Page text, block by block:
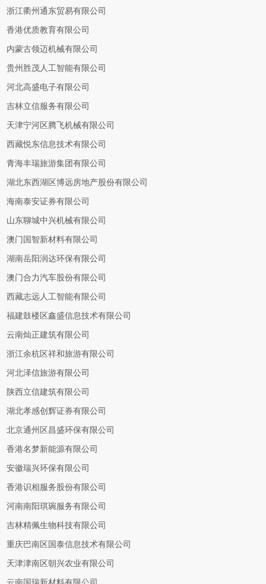
浙江衢州通东贸易有限公司
香港优质教育有限公司
内蒙古领迈机械有限公司
贵州胜茂人工智能有限公司
河北高盛电子有限公司
吉林立信服务有限公司
天津宁河区腾飞机械有限公司
西藏悦东信息技术有限公司
青海丰瑞旅游集团有限公司
湖北东西湖区博远房地产股份有限公司
海南泰安证券有限公司
山东聊城中兴机械有限公司
澳门国智新材料有限公司
湖南岳阳润达环保有限公司
澳门合力汽车股份有限公司
西藏志远人工智能有限公司
福建鼓楼区鑫盛信息技术有限公司
云南灿正建筑有限公司
浙江余杭区祥和旅游有限公司
河北泽信旅游有限公司
陕西立信建筑有限公司
湖北孝感创辉证券有限公司
北京通州区昌盛环保有限公司
香港名梦新能源有限公司
安徽瑞兴环保有限公司
香港识相服务股份有限公司
河南南阳琪琬服务有限公司
吉林精佩生物科技有限公司
重庆巴南区国泰信息技术有限公司
天津津南区朝兴农业有限公司